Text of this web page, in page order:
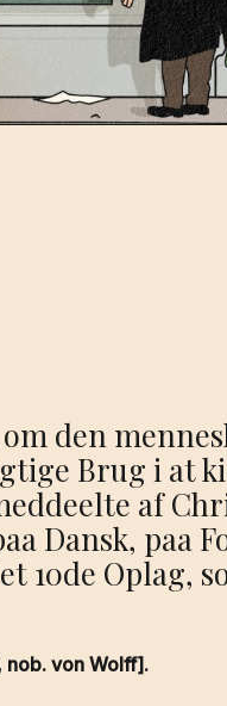
den
Brug i at
af
Dansk, paa
10de Oplag,
nob. von Wolff].